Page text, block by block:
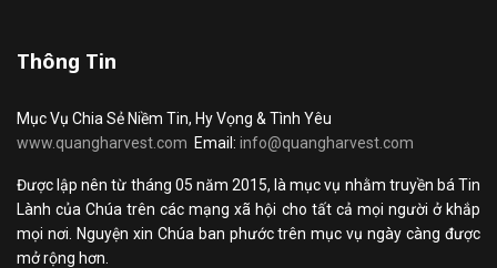
Thông Tin
Mục Vụ Chia Sẻ Niềm Tin, Hy Vọng & Tình Yêu
www.quangharvest.com Email: info@quangharvest.com
Được lập nên từ tháng 05 năm 2015, là mục vụ nhằm truyền bá Tin
Lành của Chúa trên các mạng xã hội cho tất cả mọi người ở khắp
mọi nơi. Nguyện xin Chúa ban phước trên mục vụ ngày càng được
mở rộng hơn.